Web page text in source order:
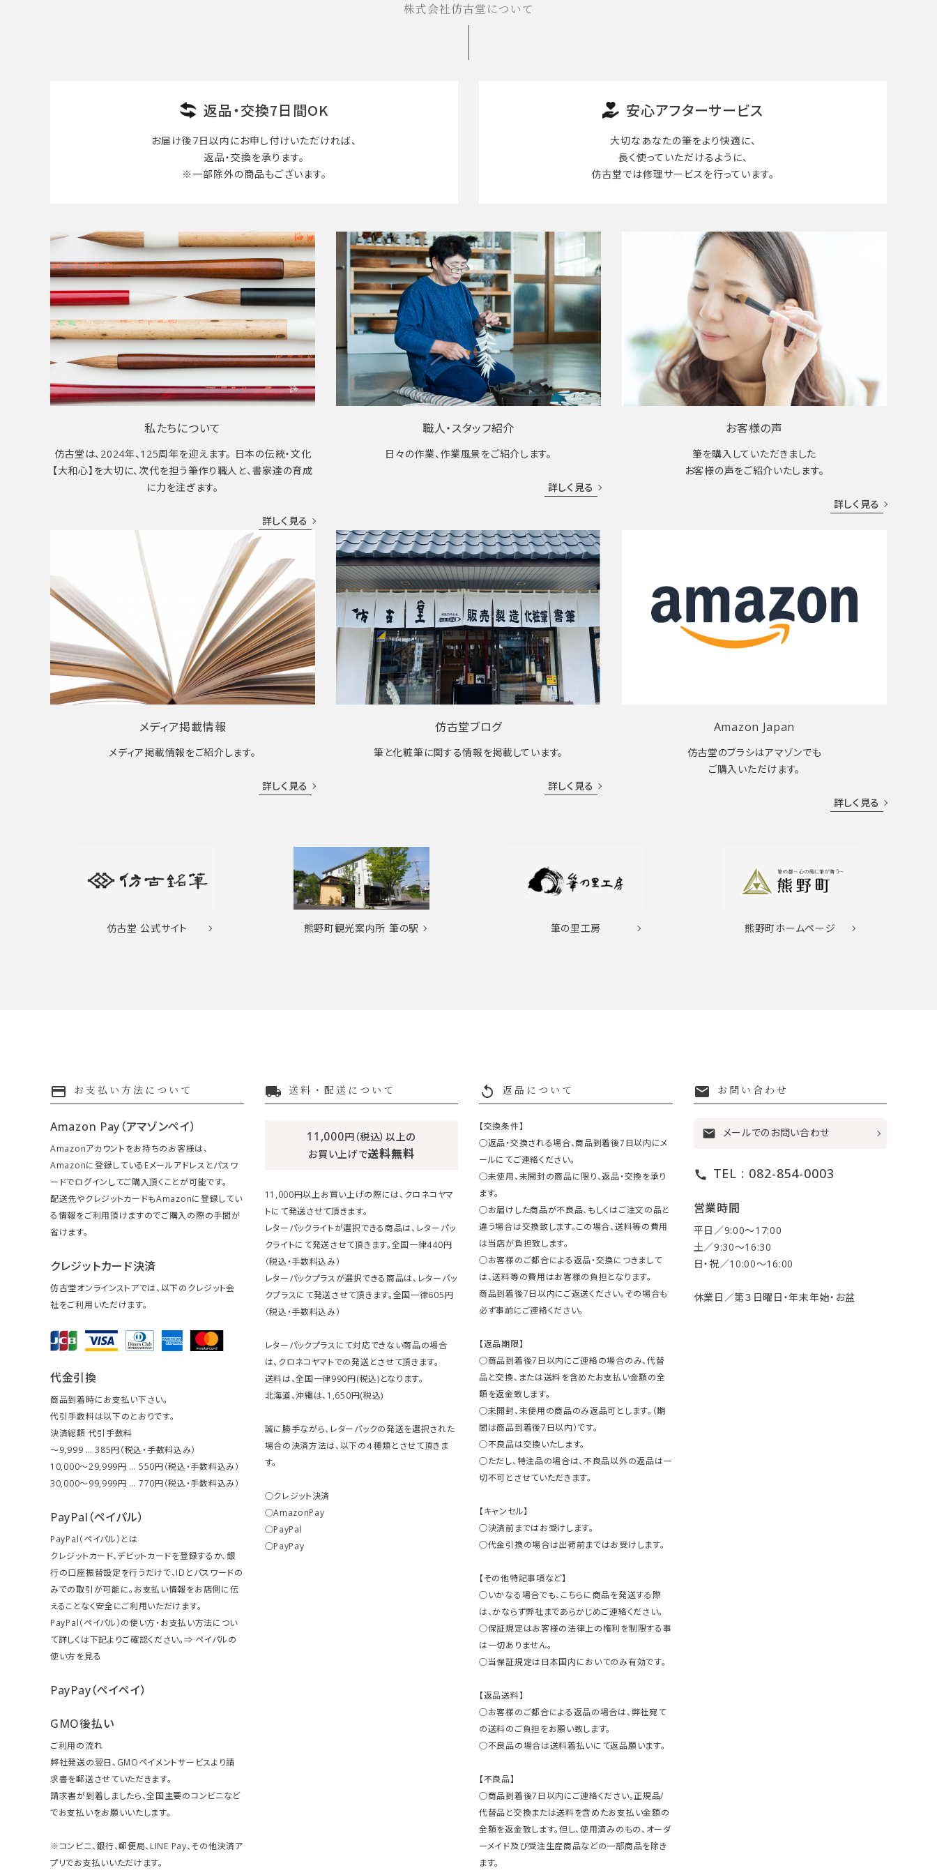
株式会社仿古堂について
返品・交換7日間OK
お届け後7日以内にお申し付けいただければ、
返品・交換を承ります。
※一部除外の商品もございます。
安心アフターサービス
大切なあなたの筆をより快適に、
長く使って いただけるように、
仿古堂では修理サービスを行っています。
私たちについて
仿古堂は、2024年、125周年を迎えます。 日本の伝統・文化
【大和心】を大切に、次代を担う筆作り職人と、書家達の育成
に力を注ぎます。
詳しく見る
職人・スタッフ紹介
日々の作業、作業風景をご紹介します。
詳しく見る
お客様の声
筆を購入していただきました
お客様の声をご紹介いたします。
詳しく見る
メディア掲載情報
メディア掲載情報をご紹介します。
詳しく見る
仿古堂ブログ
筆と化粧筆に関する情報を掲載しています。
詳しく見る
Amazon Japan
仿古堂のブラシはアマゾンでも
ご購入いただけます。
詳しく見る
仿古堂 公式サイト 熊野町観光案内所 筆の駅 筆の里工房 熊野町ホームページ
payment お支払い方法について
Amazon Pay（アマゾンペイ）
Amazonアカウントをお持ちのお客様は、
Amazonに登録しているEメールアドレスとパスワ
ードでログインしてご購入頂くことが可能です。
配送先やクレジットカードもAmazonに登録してい
る情報をご利用頂けますのでご購入の際の手間が
省けます。
クレジットカード決済
仿古堂オンラインストアでは、以下のクレジット会
社をご利用いただけます。
代金引換
商品到着時にお支払い下さい。
代引手数料は以下のとおりです。
決済総額 代引手数料
～9,999 … 385円（税込・手数料込み）
10,000～29,999円 … 550円（税込・手数料込み）
30,000～99,999円 … 770円（税込・手数料込み）
PayPal（ペイパル）
PayPal（ペイパル）とは
クレジットカード、デビットカードを登録するか、銀
行の口座振替設定を行うだけで、IDとパスワードの
みでの取引が可能に。お支払い情報をお店側に伝
えることなく安全にご利用いただけます。
PayPal（ペイパル）の使い方・お支払い方法につい
て詳しくは下記よりご確認ください。⇒ ペイパルの
使い方を見る
PayPay（ペイペイ）
GMO後払い
ご利用の流れ
弊社発送の翌日、GMOペイメントサービスより請
求書を郵送させていただきます。
請求書が到着しましたら、全国主要のコンビニなど
でお支払いをお願いいたします。
※コンビニ、銀行、郵便局、LINE Pay、その他決済ア
プリでお支払いいただけます。
local_shipping 送料・配送について
11,000円（税込）以上の
お買い上げで送料無料
11,000円以上お買い上げの際には、クロネコヤマ
トにて発送させて頂きます。
レターパックライトが選択できる商品は、レターパッ
クライトにて発送させて頂きます。全国一律440円
（税込・手数料込み）
レターパックプラスが選択できる商品は、レターパッ
クプラスにて発送させて頂きます。全国一律605円
（税込・手数料込み）
レターパックプラスにて対応できない商品の場合
は、クロネコヤマトでの発送とさせて頂きます。
送料は、全国一律990円(税込)となります。
北海道、沖縄は、1,650円(税込)
誠に勝手ながら、レターパックの発送を選択された
場合の決済方法は、以下の４種類とさせて頂きま
す。
○クレジット決済
○AmazonPay
○PayPal
○PayPay
replay 返品について
【交換条件】
○返品・交換される場合、商品到着後7日以内にメ
ールにてご連絡ください。
○未使用、未開封の商品に限り、返品・交換を承り
ます。
○お届けした商品が不良品、もしくはご注文の品と
違う場合は交換致します。この場合、送料等の費用
は当店が負担致します。
○お客様のご都合による返品・交換につきまして
は、送料等の費用はお客様の負担となります。
商品到着後7日以内にご返送ください。その場合も
必ず事前にご連絡ください。
【返品期限】
○商品到着後7日以内にご連絡の場合のみ、代替
品と交換、または送料を含めたお支払い金額の全
額を返金致します。
○未開封、未使用の商品のみ返品可とします。（期
間は商品到着後7日以内）です。
○不良品は交換いたします。
○ただし、特注品の場合は、不良品以外の返品は一
切不可とさせていただきます。
【キャンセル】
○決済前まではお受けします。
○代金引換の場合は出荷前まではお受けします。
【その他特記事項など】
○いかなる場合でも、こちらに商品を発送する際
は、かならず弊社まであらかじめご連絡ください。
○保証規定はお客様の法律上の権利を制限する事
は一切ありません。
○当保証規定は日本国内においてのみ有効です。
【返品送料】
○お客様のご都合による返品の場合は、弊社宛て
の送料のご負担をお願い致します。
○不良品の場合は送料着払いにて返品願います。
【不良品】
○商品到着後7日以内にご連絡ください。正規品/
代替品と交換または送料を含めたお支払い金額の
全額を返金致します。但し、使用済みのもの、オーダ
ーメイド及び受注生産商品などの一部商品を除き
ます。
mail お問い合わせ
mail メールでのお問い合わせ
call TEL : 082-854-0003
営業時間
平日／9:00〜17:00
土／9:30〜16:30
日・祝／10:00〜16:00
休業日／第３日曜日・年末年始・お盆